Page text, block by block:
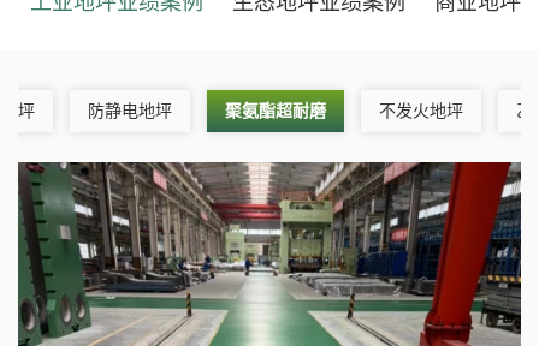
坪 防静电地坪 聚氨酯超耐磨 不发火地坪 乙